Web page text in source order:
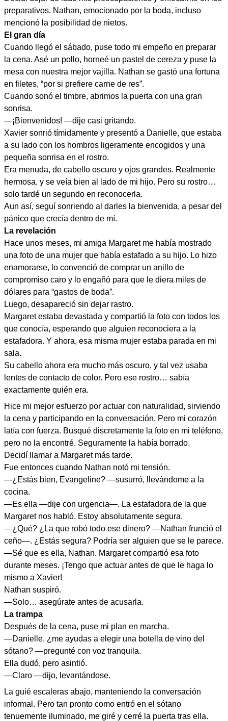
preparativos. Nathan, emocionado por la boda, incluso
mencionó la posibilidad de nietos.
El gran día
Cuando llegó el sábado, puse todo mi empeño en preparar
la cena. Asé un pollo, horneé un pastel de cereza y puse la
mesa con nuestra mejor vajilla. Nathan se gastó una fortuna
en filetes, “por si prefiere carne de res”.
Cuando sonó el timbre, abrimos la puerta con una gran
sonrisa.
—¡Bienvenidos! —dije casi gritando.
Xavier sonrió tímidamente y presentó a Danielle, que estaba
a su lado con los hombros ligeramente encogidos y una
pequeña sonrisa en el rostro.
Era menuda, de cabello oscuro y ojos grandes. Realmente
hermosa, y se veía bien al lado de mi hijo. Pero su rostro…
solo tardé un segundo en reconocerla.
Aun así, seguí sonriendo al darles la bienvenida, a pesar del
pánico que crecía dentro de mí.
La revelación
Hace unos meses, mi amiga Margaret me había mostrado
una foto de una mujer que había estafado a su hijo. Lo hizo
enamorarse, lo convenció de comprar un anillo de
compromiso caro y lo engañó para que le diera miles de
dólares para “gastos de boda”.
Luego, desapareció sin dejar rastro.
Margaret estaba devastada y compartió la foto con todos los
que conocía, esperando que alguien reconociera a la
estafadora. Y ahora, esa misma mujer estaba parada en mi
sala.
Su cabello ahora era mucho más oscuro, y tal vez usaba
lentes de contacto de color. Pero ese rostro… sabía
exactamente quién era.
Hice mi mejor esfuerzo por actuar con naturalidad, sirviendo
la cena y participando en la conversación. Pero mi corazón
latía con fuerza. Busqué discretamente la foto en mi teléfono,
pero no la encontré. Seguramente la había borrado.
Decidí llamar a Margaret más tarde.
Fue entonces cuando Nathan notó mi tensión.
—¿Estás bien, Evangeline? —susurró, llevándome a la
cocina.
—Es ella —dije con urgencia—. La estafadora de la que
Margaret nos habló. Estoy absolutamente segura.
—¿Qué? ¿La que robó todo ese dinero? —Nathan frunció el
ceño—. ¿Estás segura? Podría ser alguien que se le parece.
—Sé que es ella, Nathan. Margaret compartió esa foto
durante meses. ¡Tengo que actuar antes de que le haga lo
mismo a Xavier!
Nathan suspiró.
—Solo… asegúrate antes de acusarla.
La trampa
Después de la cena, puse mi plan en marcha.
—Danielle, ¿me ayudas a elegir una botella de vino del
sótano? —pregunté con voz tranquila.
Ella dudó, pero asintió.
—Claro —dijo, levantándose.
La guié escaleras abajo, manteniendo la conversación
informal. Pero tan pronto como entró en el sótano
tenuemente iluminado, me giré y cerré la puerta tras ella.